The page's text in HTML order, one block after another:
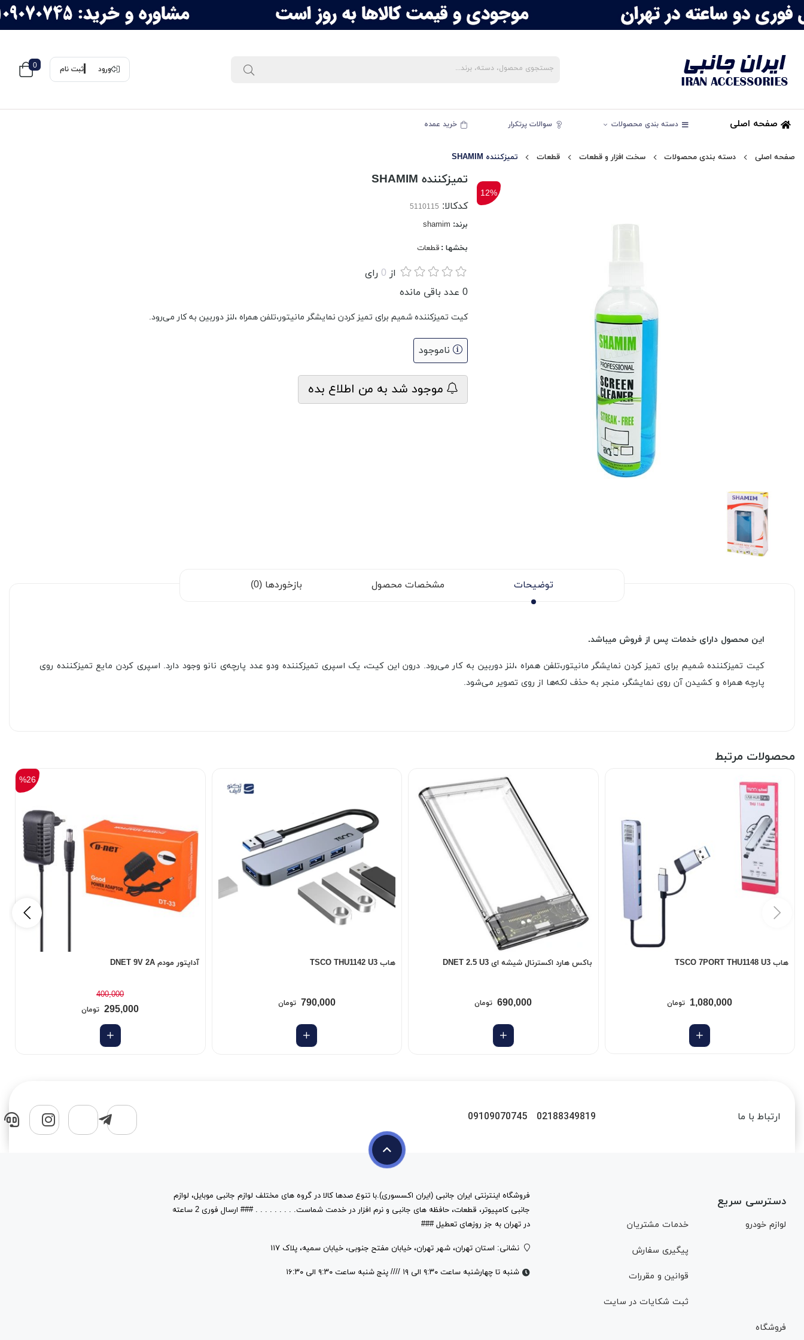
ورود ثبت نام 0
صفحه اصلی دسته بندی محصولات سوالات پرتکرار خرید عمده
صفحه اصلی دسته بندی محصولات سخت افزار و قطعات قطعات تمیزکننده SHAMIM
12%
تمیزکننده SHAMIM
کدکالا:
برند: shamim
بخشها : قطعات
از 0 رای
0 عدد باقی مانده
کیت تمیزکننده شمیم برای تمیز کردن نمایشگر مانیتور،تلفن همراه ،لنز دوربین به کار می‌رود.
ناموجود
موجود شد به من اطلاع بده
توضیحات مشخصات محصول بازخوردها (0)
این محصول دارای خدمات پس از فروش میباشد.
کیت تمیزکننده شمیم برای تمیز کردن نمایشگر مانیتور،تلفن همراه ،لنز دوربین به کار می‌رود. درون این کیت، یک اسپری تمیزکننده ودو عدد پارچه‌ی نانو وجود دارد. اسپری کردن مایع تمیزکننده روی
پارچه همراه و کشیدن آن روی نمایشگر، منجر به حذف لکه‌ها از روی تصویر می‌شود.
محصولات مرتبط
هاب TSCO 7PORT THU1148 U3
1,080,000 تومان
باکس هارد اکسترنال شیشه ای DNET 2.5 U3
690,000 تومان
هاب TSCO THU1142 U3
790,000 تومان
آداپتور مودم DNET 9V 2A
400,000
%26
295,000 تومان
ارتباط با ما 02188349819
09109070745
دسترسی سریع
لوازم خودرو خدمات مشتریان
پیگیری سفارش
قوانین و مقررات
ثبت شکایات در سایت
فروشگاه
فروشگاه اینترنتی ایران جانبی (ایران اکسسوری).با تنوع صدها کالا در گروه های مختلف لوازم جانبی موبایل، لوازم
جانبی کامپیوتر، قطعات، حافظه های جانبی و نرم افزار در خدمت شماست. . . . . . . . . ### ارسال فوری 2 ساعته
در تهران به جز روزهای تعطیل ###
نشانی: استان تهران، شهر تهران، خیابان مفتح جنوبی، خیابان سمیه، پلاک ۱۱۷
شنبه تا چهارشنبه ساعت ۹:۳۰ الی ۱۹ //// پنج شنبه ساعت ۹:۳۰ الی ۱۶:۳۰